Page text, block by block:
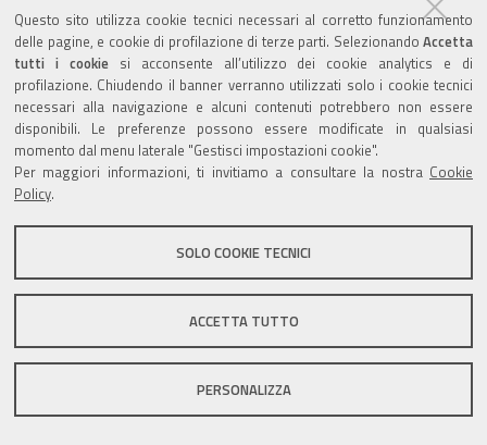
Questo sito utilizza cookie tecnici necessari al corretto funzionamento
delle pagine, e cookie di profilazione di terze parti. Selezionando Accetta
tutti i cookiesi acconsente all’utilizzo dei cookie analytics e di
profilazione. Chiudendo il banner verranno utilizzati solo i cookie tecnici
necessari alla navigazione e alcuni contenuti potrebbero non essere
disponibili. Le preferenze possono essere modificate in qualsiasi
momento dal menu laterale "Gestisci impostazioni cookie".
Per maggiori informazioni, ti invitiamo a consultare la nostra Cookie
Policy.
SOLO COOKIE TECNICI
ACCETTA TUTTO
PERSONALIZZA
Valuta questo sito
Sito istituzionale Comune di Zola Predosa
Privacy policy|DPO|Accessibilità